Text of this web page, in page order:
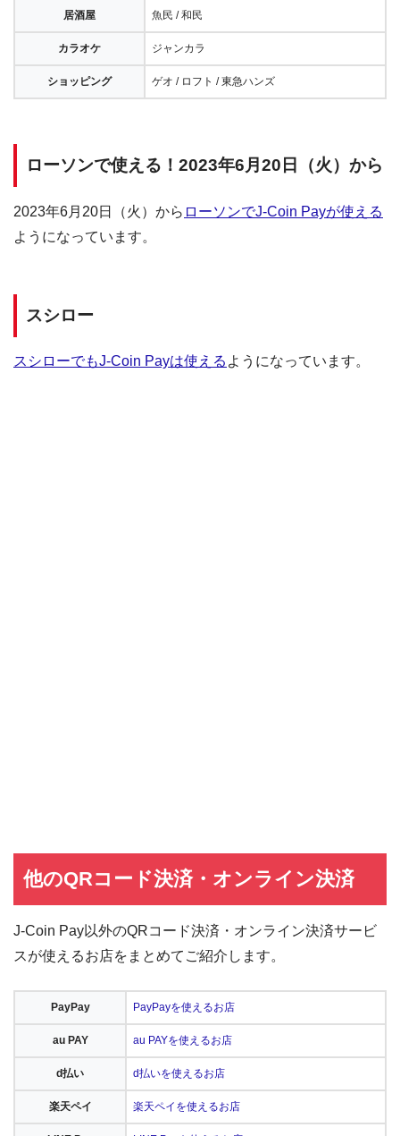
居酒屋 魚民 / 和民
カラオケ ジャンカラ
ショッピング ゲオ / ロフト / 東急ハンズ
ローソンで使える！2023年6月20日（火）から
2023年6月20日（火）から ローソンでJ-Coin Payが使える
ようになっています。
スシロー
スシローでもJ-Coin Payは使える ようになっています。
他のQRコード決済・オンライン決済
J-Coin Pay以外のQRコード決済・オンライン決済サービ
スが使えるお店をまとめてご紹介します。
PayPay PayPayを使えるお店
au PAY au PAYを使えるお店
d払い d払いを使えるお店
楽天ペイ 楽天ペイを使えるお店